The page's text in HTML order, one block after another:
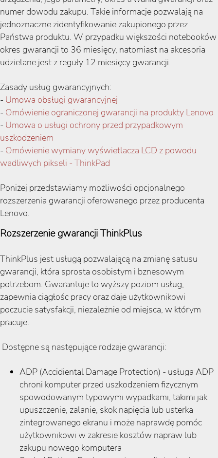
numer dowodu zakupu. Takie informacje pozwalają na
jednoznaczne zidentyfikowanie zakupionego przez
Państwa produktu. W przypadku większości notebooków
okres gwarancji to 36 miesięcy, natomiast na akcesoria
udzielane jest z reguły 12 miesięcy gwarancji.
Zasady usług gwarancyjnych:
- Umowa obsługi gwarancyjnej
- Omówienie ograniczonej gwarancji na produkty Lenovo
- Umowa o usługi ochrony przed przypadkowym
uszkodzeniem
- Omówienie wymiany wyświetlacza LCD z powodu
wadliwych pikseli - ThinkPad
Poniżej przedstawiamy możliwości opcjonalnego
rozszerzenia gwarancji oferowanego przez producenta
Lenovo.
Rozszerzenie gwarancji ThinkPlus
ThinkPlus jest usługą pozwalającą na zmianę satusu
gwarancji, która sprosta osobistym i bznesowym
potrzebom. Gwarantuje to wyższy poziom usług,
zapewnia ciągłośc pracy oraz daje użytkownikowi
poczucie satysfakcji, niezależnie od miejsca, w którym
pracuje.
Dostępne są następujące rodzaje gwarancji:
ADP (Accidiental Damage Protection) - usługa ADP
chroni komputer przed uszkodzeniem fizycznym
spowodowanym typowymi wypadkami, takimi jak
upuszczenie, zalanie, skok napięcia lub usterka
zintegrowanego ekranu i może naprawdę pomóc
użytkownikowi w zakresie kosztów napraw lub
zakupu nowego komputera